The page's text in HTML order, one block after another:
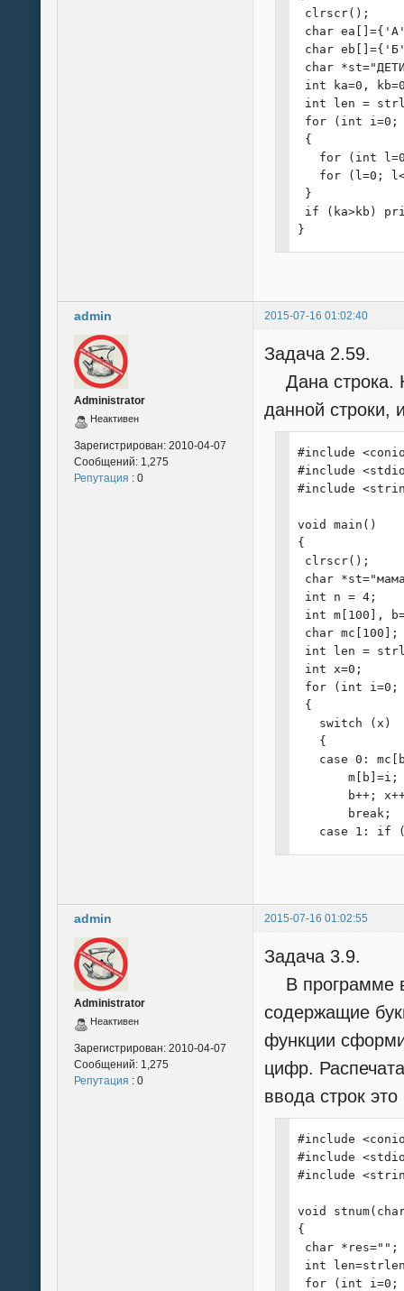
clrscr();
char
char
char
int ka=0,
int len =
for (int i=0;
{
for (int
for (l=0;
}
if (ka>kb)
}
admin 2015-07-16 01:02:40
Administrator
Неактивен
Зарегистрирован: 2010-04-07
Сообщений: 1,275
Репутация : 0
Задача 2.59.
Дана строка.
данной
#include
#include
#include
void main()
{
clrscr();
char
int n = 4;
int m[100],
char mc[100];
int len =
int x=0;
for (int i=0;
{
   switch (x)
   {
case 0:
       m[b]=i;
b++;
       break;
case 1: if
for (i=0;
for (int
char c =
mc[l+1] =
   }
{
  char z[4];
for (i=m[y];
{ z[i-
if (s == n)
}
}
admin 2015-07-16 01:02:55
Administrator
Неактивен
Зарегистрирован: 2010-04-07
Сообщений: 1,275
Репутация : 0
Задача 3.9.
В программе
содержащие
функции
цифр.
ввода строк
#include
#include
#include
void
{
char *res="";
int
for (int i=0;